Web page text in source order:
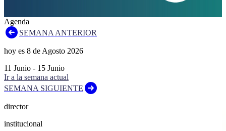
Agenda
SEMANA ANTERIOR
hoy es 8 de Agosto 2026
11 Junio - 15 Junio
Ir a la semana actual
SEMANA SIGUIENTE
director
institucional